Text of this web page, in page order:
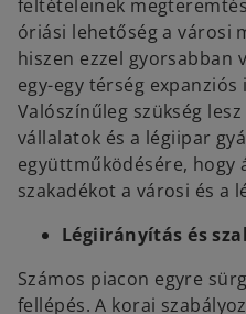
feltételeinek
óriási lehetőség a városi
hiszen ezzel gyorsabban
egy-egy térség
Valószínűleg szükség
vállalatok és a légiipar
együttműködésére, hogy
szakadékot a városi és a
Légiirányítás és
Számos piacon egyre
fellépés. A korai